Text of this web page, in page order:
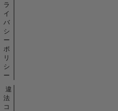
ラ
イ
バ
シ
ー
ポ
リ
シ
ー
違
法
コ